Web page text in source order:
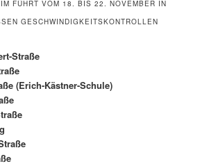
FÜHRT VOM 18. BIS 22. NOVEMBER IN
GESCHWINDIGKEITSKONTROLLEN D
Straße
(Erich-Kästner-Schule)